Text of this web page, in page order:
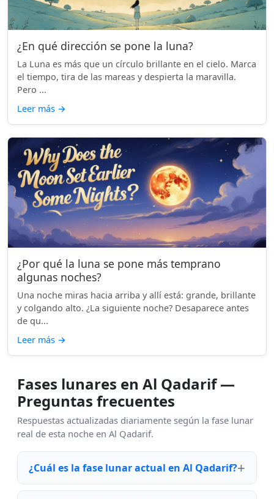
¿En qué dirección se pone la luna?
La Luna es más que un círculo brillante en el cielo. Marca
el tiempo, tira de las mareas y despierta la maravilla.
Pero ...
Leer más →
¿Por qué la luna se pone más temprano
algunas noches?
Una noche miras hacia arriba y allí está: grande, brillante
y colgando alto. ¿La siguiente noche? Desaparece antes
de qu...
Leer más →
Fases lunares en Al Qadarif —
Preguntas frecuentes
Respuestas actualizadas diariamente según la fase lunar
real de esta noche en Al Qadarif.
¿Cuál es la fase lunar actual en Al Qadarif?